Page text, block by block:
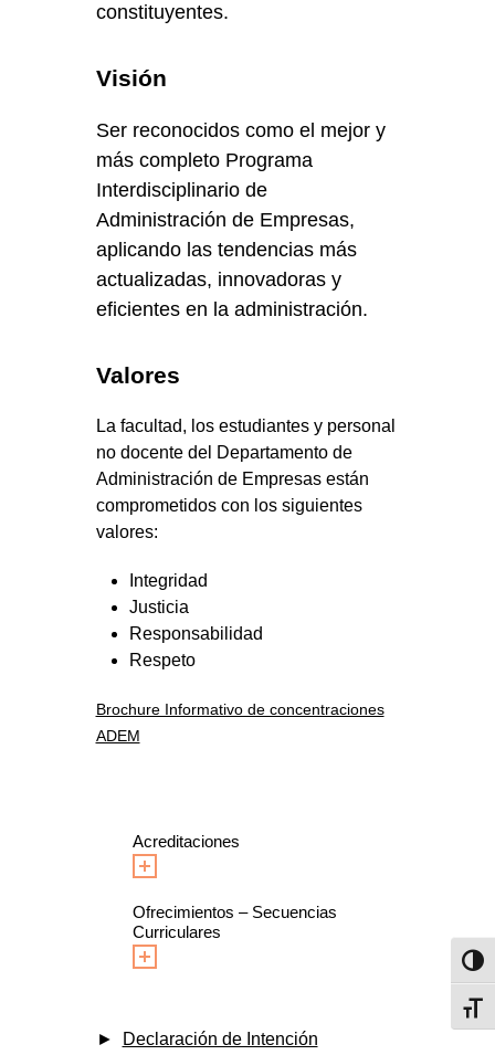
constituyentes.
Visión
Ser reconocidos como el mejor y
más completo Programa
Interdisciplinario de
Administración de Empresas,
aplicando las tendencias más
actualizadas, innovadoras y
eficientes en la administración.
Valores
La facultad, los estudiantes y personal
no docente del Departamento de
Administración de Empresas están
comprometidos con los siguientes
valores:
Integridad
Justicia
Responsabilidad
Respeto
Brochure Informativo de concentraciones
ADEM
Acreditaciones
Ofrecimientos – Secuencias
Curriculares
►
Declaración de Intención